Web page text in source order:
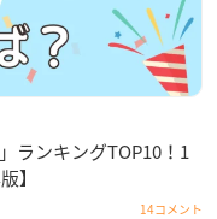
ランキングTOP10！1
】
14コメント